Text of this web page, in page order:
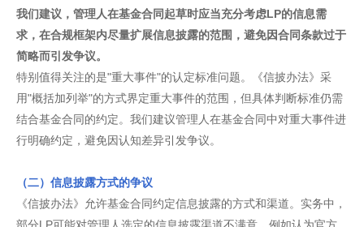
我们建议，管理人在基金合同起草时应当充分考虑LP的信息需
求，在合规框架内尽量扩展信息披露的范围，避免因合同条款过于
简略而引发争议。
特别值得关注的是"重大事件"的认定标准问题。《信披办法》采
用"概括加列举"的方式界定重大事件的范围，但具体判断标准仍需
结合基金合同的约定。我们建议管理人在基金合同中对重大事件进
行明确约定，避免因认知差异引发争议。
（二）信息披露方式的争议
《信披办法》允许基金合同约定信息披露的方式和渠道。实务中，